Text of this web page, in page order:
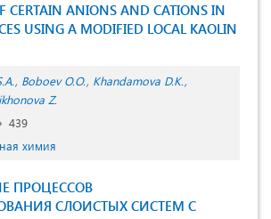
CERTAIN ANIONS AND CATIONS IN
USING A MODIFIED LOCAL KAOLIN
Boboev O.O. Khandamova D.K.
Z.
439
химия
ПРОЦЕССОВ
СЛОИСТЫХ СИСТЕМ С